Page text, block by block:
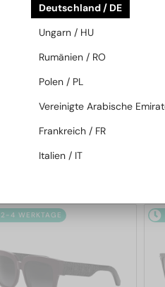
Sonnenbrillen
2-4 WERKTAGE
Deutschland / DE
Ungarn / HU
Rumänien / RO
Polen / PL
Vereinigte Arabische
Frankreich / FR
Italien / IT